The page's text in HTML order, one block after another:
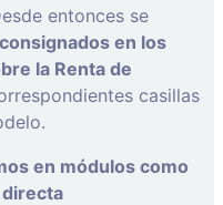
entonces se
en los
la Renta de
casillas
en módulos como